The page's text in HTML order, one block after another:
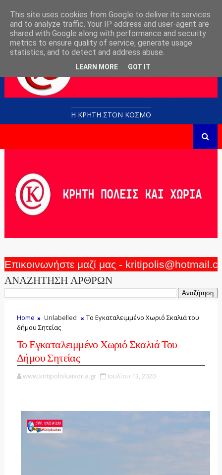
Η ΚΡΗΤΗ ΣΤΟN KOΣΜΟ
Επικοινωνήστε μαζί μας -
ΑΝΑΖΗΤΗΣΗ ΑΡΘΡΩΝ
Home Unlabelled
Το Εγκαταλειμμένο Χωριό Σκαλιά του
δήμου Σητείας
Το Εγκαταλειμμένο Χωριό Σκαλιά Του
Δήμου Σητείας
www.kritipoliskaixoria.gr Ιουλίου 13, 2020
This site uses cookies from Google to deliver its services
and to analyze traffic. Your IP address and user-agent are
shared with Google along with performance and security
metrics to ensure quality of service, generate usage
statistics, and to detect and address abuse.
LEARN MORE GOT IT